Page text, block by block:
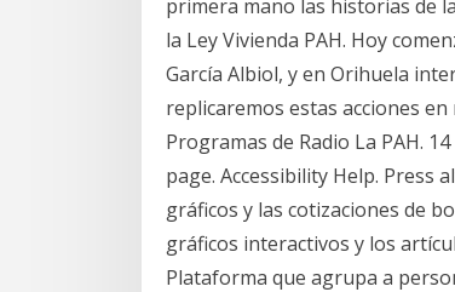
primera mano las historias de
la Ley Vivienda PAH. Hoy
García Albiol, y en Orihuela
replicaremos estas acciones en
Programas de Radio La PAH.
page. Accessibility Help. Press
gráficos y las cotizaciones de
gráficos interactivos y los
Plataforma que agrupa a